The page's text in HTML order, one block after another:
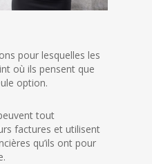
pour lesquelles les
où ils pensent que
option.
tout
factures et utilisent
qu’ils ont pour